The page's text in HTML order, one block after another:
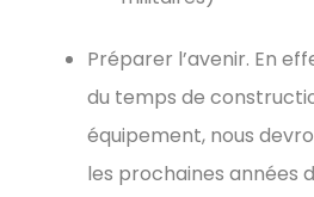
Préparer l’avenir. En
du temps de
équipement, nous
les prochaines années